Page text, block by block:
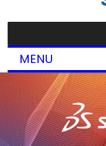
MENU